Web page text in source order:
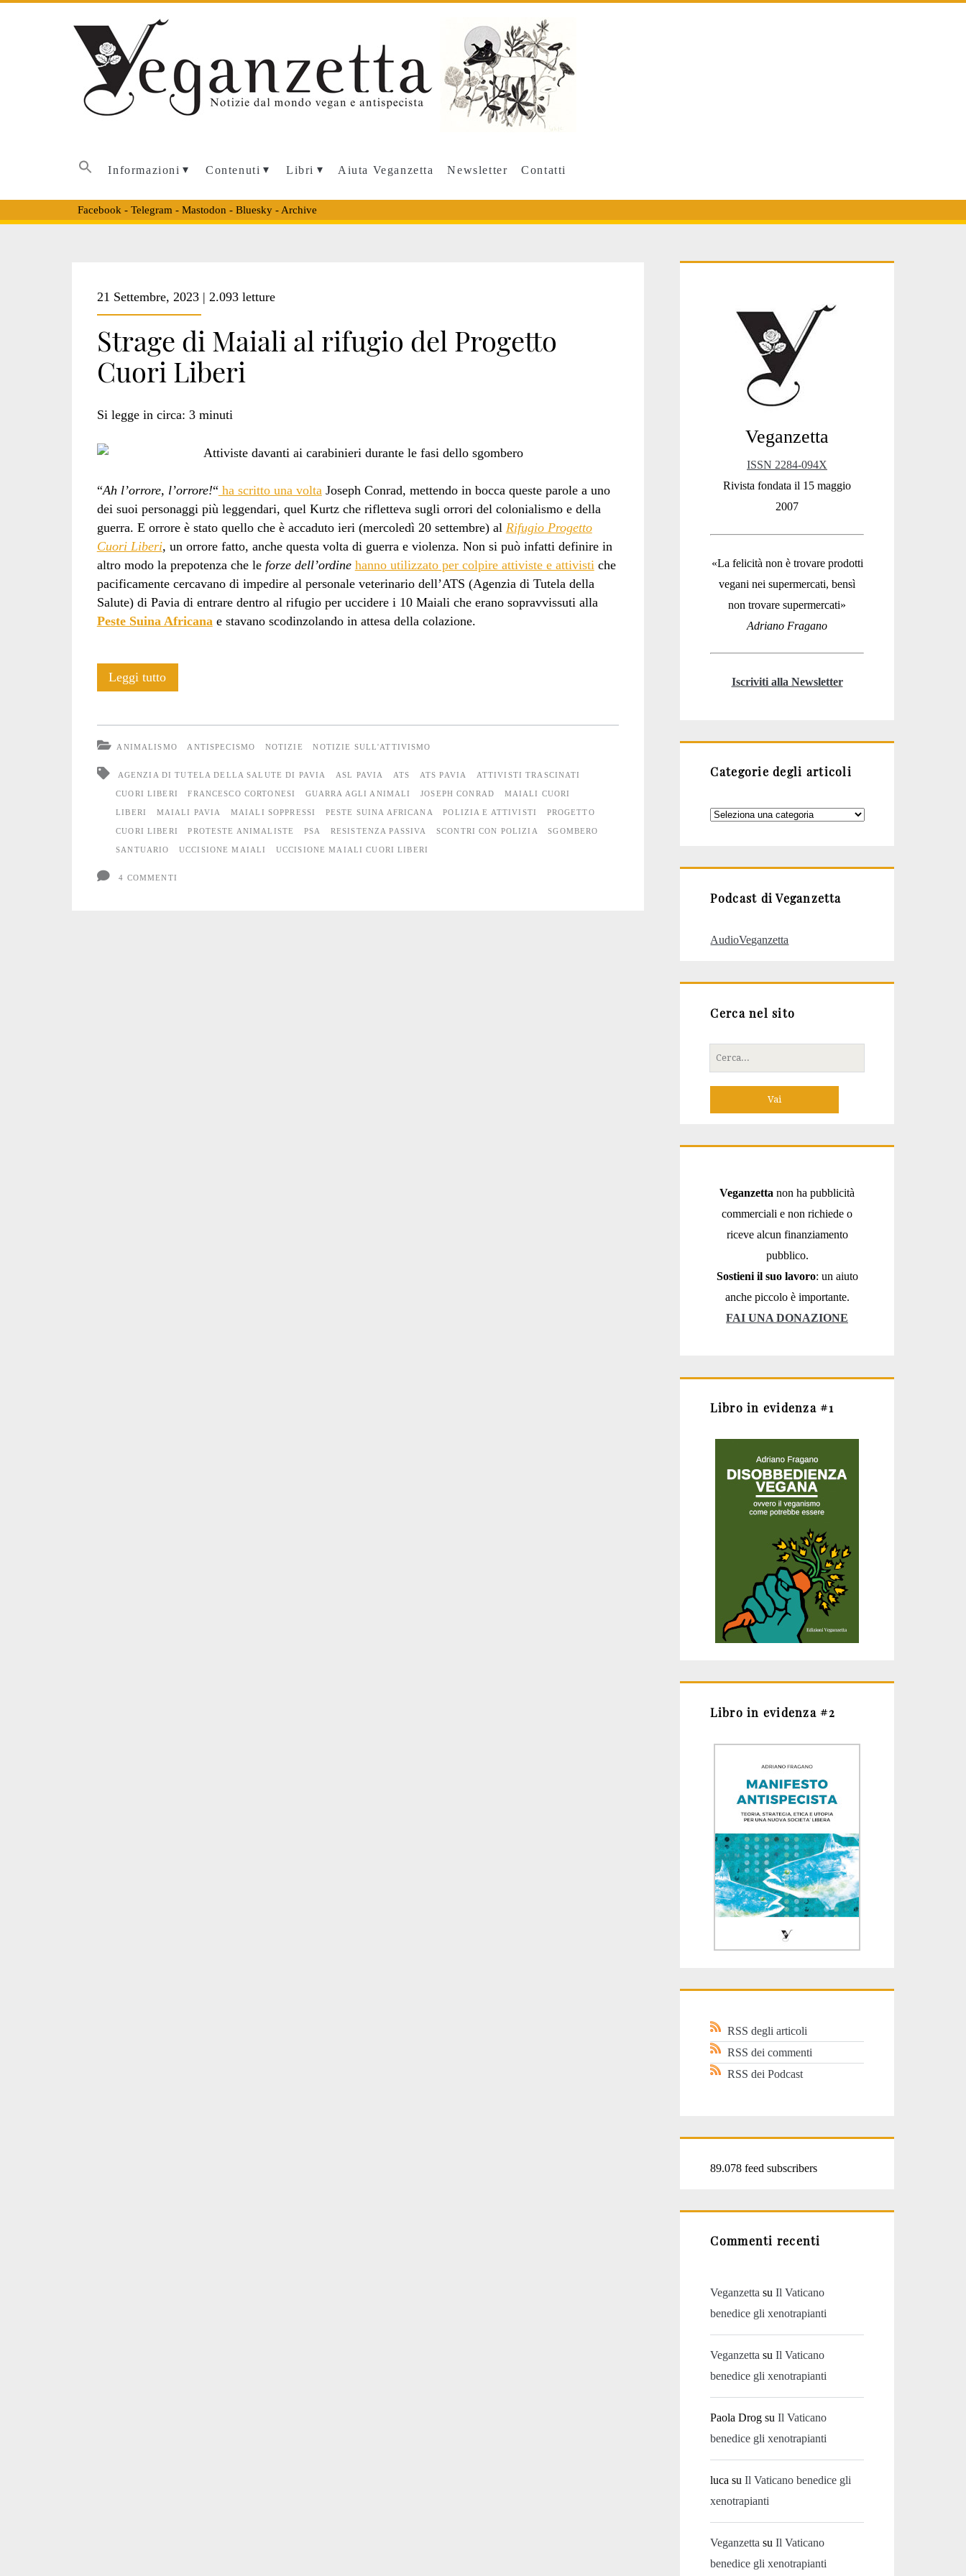
Informazioni Contenuti Libri Aiuta Veganzetta Newsletter Contatti
Facebook - Telegram - Mastodon - Bluesky- Archive
<span>Agenzia
tutela
della
salute
Pavia</span>
21 Settembre, 2023 | 2.093 letture
Strage di Maiali al rifugio del Progetto
Cuori Liberi
Si legge in circa: 3 minuti
“Ah l’orrore, l’orrore!“ha scritto una volta Joseph Conrad, mettendo in bocca queste parole a uno
dei suoi personaggi più leggendari, quel Kurtz che rifletteva sugli orrori del colonialismo e della
guerra. E orrore è stato quello che è accaduto ieri (mercoledì 20 settembre) al Rifugio Progetto
Cuori Liberi, un orrore fatto, anche questa volta di guerra e violenza. Non si può infatti definire in
altro modo la prepotenza che le forze dell’ordine hanno utilizzato per colpire attiviste e attivisti che
pacificamente cercavano di impedire al personale veterinario dell’ATS (Agenzia di Tutela della
Salute) di Pavia di entrare dentro al rifugio per uccidere i 10 Maiali che erano sopravvissuti alla
Peste Suina Africana e stavano scodinzolando in attesa della colazione.
Leggi tuttoStrage
rifugio
del
Progetto
Cuori
ANIMALISMO ANTISPECISMO NOTIZIE NOTIZIE SULL'ATTIVISMO
AGENZIA DI TUTELA DELLA SALUTE DI PAVIA ASL PAVIA ATS ATS PAVIA ATTIVISTI TRASCINATI
CUORI LIBERI FRANCESCO CORTONESI GUARRA AGLI ANIMALI JOSEPH CONRAD MAIALI CUORI
LIBERI MAIALI PAVIA MAIALI SOPPRESSI PESTE SUINA AFRICANA POLIZIA E ATTIVISTI PROGETTO
CUORI LIBERI PROTESTE ANIMALISTE PSA RESISTENZA PASSIVA SCONTRI CON POLIZIA SGOMBERO
SANTUARIO UCCISIONE MAIALI UCCISIONE MAIALI CUORI LIBERI
4 COMMENTI
Sidebar
Veganzetta
ISSN 2284-094X
Rivista fondata il 15 maggio
2007
«La felicità non è trovare prodotti
vegani nei supermercati, bensì
non trovare supermercati»
Adriano Fragano
Iscriviti alla Newsletter
Categorie degli articoli
Categorie
Podcast di Veganzetta
AudioVeganzetta
Cerca nel sito
Cerca
per:
Veganzetta non ha pubblicità
commerciali e non richiede o
riceve alcun finanziamento
pubblico.
Sostieni il suo lavoro: un aiuto
anche piccolo è importante.
FAI UNA DONAZIONE
Libro in evidenza #1
Libro in evidenza #2
RSS degli articoli
RSS dei commenti
RSS dei Podcast
89.078 feed subscribers
Commenti recenti
Veganzetta suIl Vaticano
benedice gli xenotrapianti
Veganzetta suIl Vaticano
benedice gli xenotrapianti
Paola Drog suIl Vaticano
benedice gli xenotrapianti
luca suIl Vaticano benedice gli
xenotrapianti
Veganzetta suIl Vaticano
benedice gli xenotrapianti